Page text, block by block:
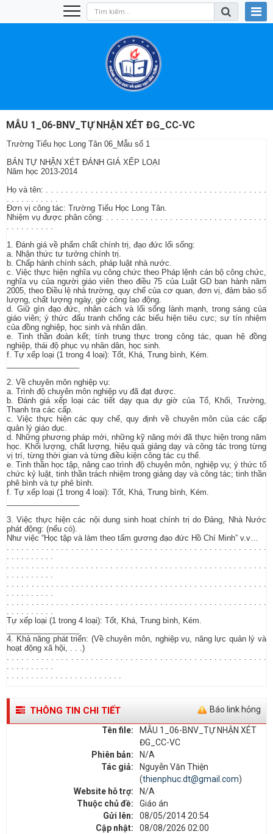
MẪU 1_06-BNV_TỰ NHẬN XÉT ĐG_CC-VC
Trường Tiểu học Long Tân 06_Mẫu số 1
BẢN TỰ NHẬN XÉT ĐÁNH GIÁ XẾP LOẠI
Năm học 2013-2014
Họ và tên: . . . . . . . . . . . . . . . . . . . . . . . . . . . . . . . . . . . . . . . . . . . . .
. . . . . . . . . . .
Đơn vị công tác: Trường Tiểu Học Long Tân.
Nhiệm vụ được phân công: . . . . . . . . . . . . . . . . . . . . . . . . . . . . . . . . .
. . . . . . . . . .
1. Đánh giá về phẩm chất chính trị, đạo đức lối sống:
a. Nhận thức tư tưởng chính trị.
b. Chấp hành chính sách, pháp luật nhà nước.
c. Việc thực hiện nghĩa vụ công chức theo Pháp lệnh cán bộ công chức,
nghĩa vụ của người giáo viên theo điều 75 của Luật GD ban hành năm
2005, theo Điều lệ nhà trường, quy chế của cơ quan, đơn vị, đảm bảo số
lượng, chất lượng ngày, giờ công lao động.
d. Giữ gìn đạo đức, nhân cách và lối sống lành mạnh, trong sáng của
giáo viên; ý thức đấu tranh chống các biểu hiện tiêu cực; sự tín nhiệm
của đồng nghiệp, học sinh và nhân dân.
e. Tinh thần đoàn kết; tính trung thực trong công tác, quan hệ đồng
nghiệp, thái độ phục vụ nhân dân, học sinh.
f. Tự xếp loại (1 trong 4 loại): Tốt, Khá, Trung bình, Kém.
2. Về chuyên môn nghiệp vụ:
a. Trình độ chuyên môn nghiệp vụ đã đạt được.
b. Đánh giá xếp loại các tiết dạy qua dự giờ của Tổ, Khối, Trường,
Thanh tra các cấp.
c. Việc thực hiện các quy chế, quy định về chuyên môn của các cấp
quản lý giáo dục.
d. Những phương pháp mới, những kỹ năng mới đã thực hiện trong năm
học. Khối lượng, chất lượng, hiệu quả giảng dạy và công tác trong từng
vị trí, từng thời gian và từng điều kiện công tác cụ thể.
e. Tinh thần học tập, nâng cao trình độ chuyên môn, nghiệp vụ; ý thức tổ
chức kỷ luật, tinh thần trách nhiệm trong giảng dạy và công tác; tinh thần
phê bình và tự phê bình.
f. Tự xếp loại (1 trong 4 loại): Tốt, Khá, Trung bình, Kém.
3. Việc thực hiện các nội dung sinh hoạt chính trị do Đảng, Nhà Nước
phát động: (nếu có).
Như việc “Học tập và làm theo tấm gương đạo đức Hồ Chí Minh” v.v…
. . . . . . . . . . . . . . . . . . . . . . . . . . . . . . . . . . . . . . . . . . . . . . . . . . . . .
. . . . . . . . . .
. . . . . . . . . . . . . . . . . . . . . . . . . . . . . . . . . . . . . . . . . . . . . . . . . . . . .
. . . . . . . . . .
. . . . . . . . . . . . . . . . . . . . . . . . . . . . . . . . . . . . . . . . . . . . . . . . . . . . .
. . . . . . . . . .
. . . . . . . . . . . . . . . . . . . . . . . . . . . . . . . . . . . . . . . . . . . . . . . . . . . . .
. . . . . . . . . .
Tự xếp loại (1 trong 4 loại): Tốt, Khá, Trung bình, Kém.
4. Khả năng phát triển: (Về chuyên môn, nghiệp vụ, năng lực quản lý và
hoạt động xã hội, . . .)
. . . . . . . . . . . . . . . . . . . . . . . . . . . . . . . . . . . . . . . . . . . . . . . . . . . . .
. . . . . . . . . .
. . . . . . . . . . . . . . . . . . . . . . . .
Báo link hỏng
THÔNG TIN CHI TIẾT
Tên file:
MẪU 1_06-BNV_TỰ NHẬN XÉT
ĐG_CC-VC
Phiên bản:
N/A
Tác giả:
Nguyễn Văn Thiện
(thienphuc.dt@gmail.com)
Website hỗ trợ:
N/A
Thuộc chủ đề:
Giáo án
Gửi lên:
08/05/2014 20:54
Cập nhật:
08/08/2026 02:00